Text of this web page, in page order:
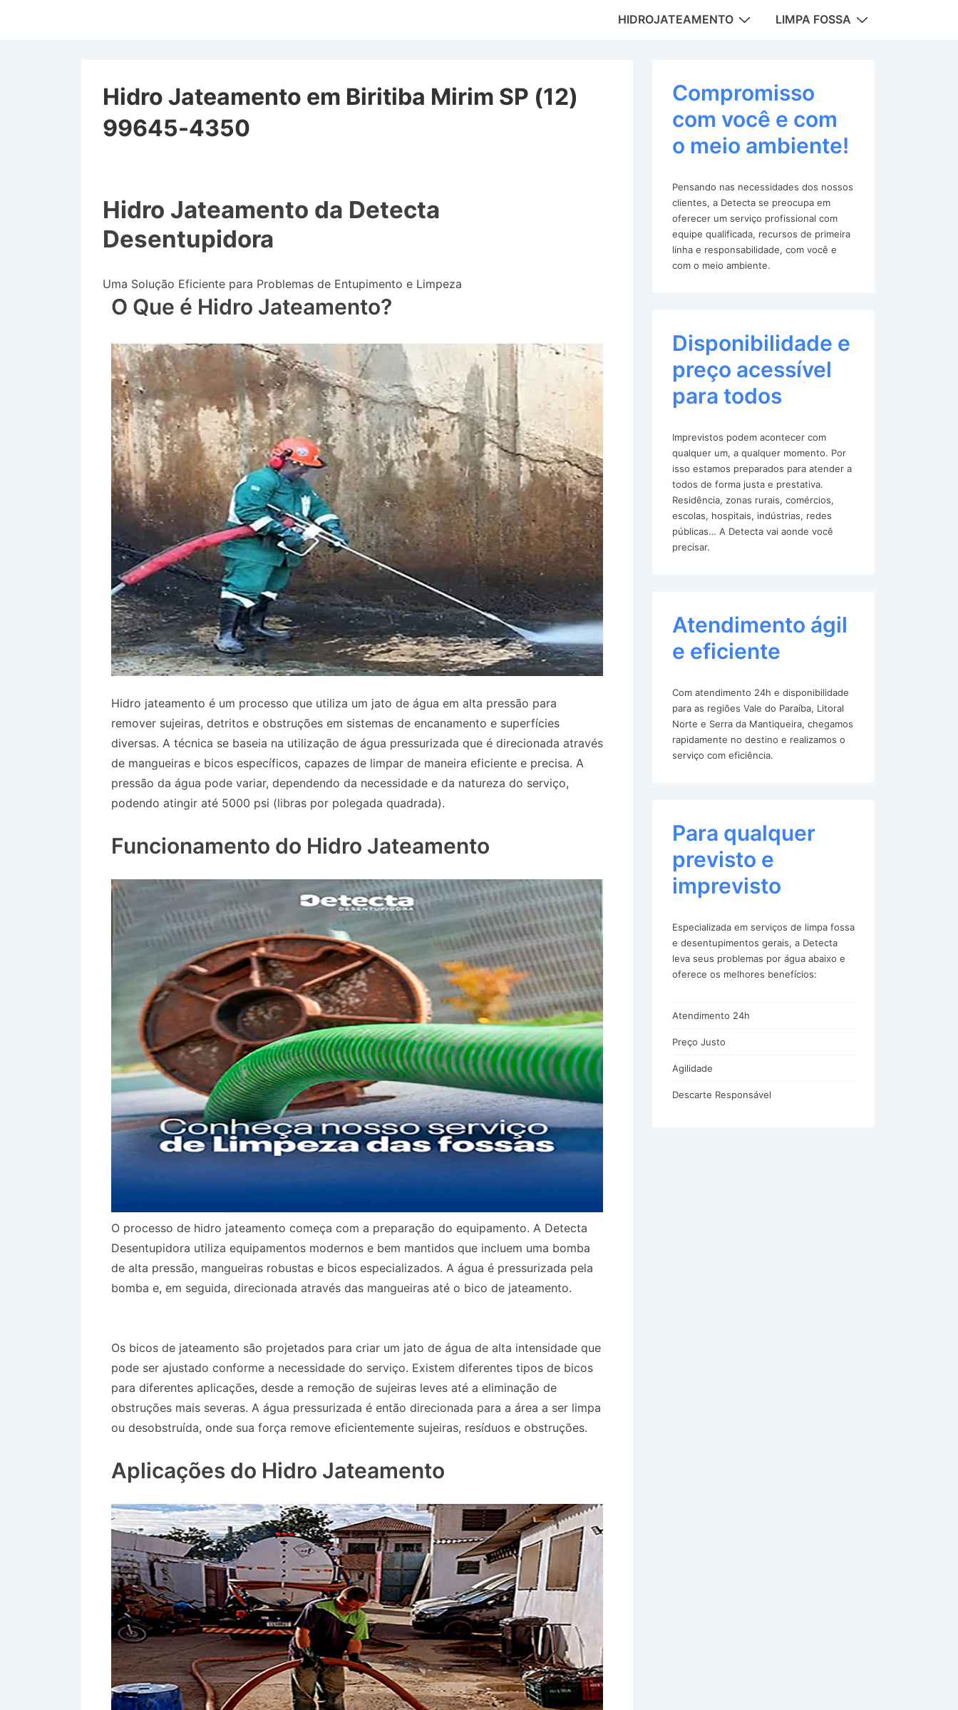
MainHIDROJATEAMENTO LIMPA FOSSA
Hidro Jateamento em Biritiba Mirim SP (12)
99645-4350
Hidro Jateamento da Detecta
Desentupidora
Uma Solução Eficiente para Problemas de Entupimento e Limpeza
O Que é Hidro Jateamento?
Hidro jateamento é um processo que utiliza um jato de água em alta pressão para
remover sujeiras, detritos e obstruções em sistemas de encanamento e superfícies
diversas. A técnica se baseia na utilização de água pressurizada que é direcionada através
de mangueiras e bicos específicos, capazes de limpar de maneira eficiente e precisa. A
pressão da água pode variar, dependendo da necessidade e da natureza do serviço,
podendo atingir até 5000 psi (libras por polegada quadrada).
Funcionamento do Hidro Jateamento
O processo de hidro jateamento começa com a preparação do equipamento. A Detecta
Desentupidora utiliza equipamentos modernos e bem mantidos que incluem uma bomba
de alta pressão, mangueiras robustas e bicos especializados. A água é pressurizada pela
bomba e, em seguida, direcionada através das mangueiras até o bico de jateamento.
Os bicos de jateamento são projetados para criar um jato de água de alta intensidade que
pode ser ajustado conforme a necessidade do serviço. Existem diferentes tipos de bicos
para diferentes aplicações, desde a remoção de sujeiras leves até a eliminação de
obstruções mais severas. A água pressurizada é então direcionada para a área a ser limpa
ou desobstruída, onde sua força remove eficientemente sujeiras, resíduos e obstruções.
Aplicações do Hidro Jateamento
Compromisso
com você e com
o meio ambiente!
Pensando nas necessidades dos nossos
clientes, a Detecta se preocupa em
oferecer um serviço profissional com
equipe qualificada, recursos de primeira
linha e responsabilidade, com você e
com o meio ambiente.
Disponibilidade e
preço acessível
para todos
Imprevistos podem acontecer com
qualquer um, a qualquer momento. Por
isso estamos preparados para atender a
todos de forma justa e prestativa.
Residência, zonas rurais, comércios,
escolas, hospitais, indústrias, redes
públicas… A Detecta vai aonde você
precisar.
Atendimento ágil
e eficiente
Com atendimento 24h e disponibilidade
para as regiões Vale do Paraíba, Litoral
Norte e Serra da Mantiqueira, chegamos
rapidamente no destino e realizamos o
serviço com eficiência.
Para qualquer
previsto e
imprevisto
Especializada em serviços de limpa fossa
e desentupimentos gerais, a Detecta
leva seus problemas por água abaixo e
oferece os melhores benefícios:
Atendimento 24h
Preço Justo
Agilidade
Descarte Responsável